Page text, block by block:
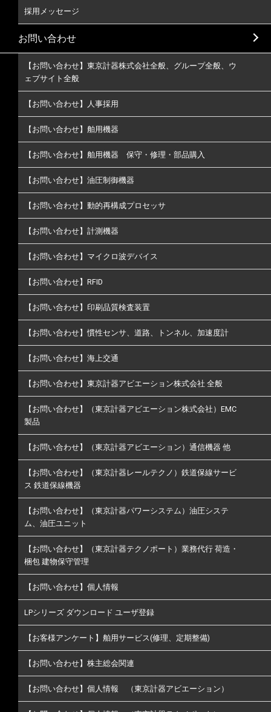
採用メッセージ
お問い合わせ
【お問い合わせ】東京計器株式会社全般、グループ全般、ウ
ェブサイト全般
【お問い合わせ】人事採用
【お問い合わせ】舶用機器
【お問い合わせ】舶用機器 保守・修理・部品購入
【お問い合わせ】油圧制御機器
【お問い合わせ】動的再構成プロセッサ
【お問い合わせ】計測機器
【お問い合わせ】マイクロ波デバイス
【お問い合わせ】RFID
【お問い合わせ】印刷品質検査装置
【お問い合わせ】慣性センサ、道路、トンネル、加速度計
【お問い合わせ】海上交通
【お問い合わせ】東京計器アビエーション株式会社 全般
【お問い合わせ】（東京計器アビエーション株式会社）EMC
製品
【お問い合わせ】（東京計器アビエーション）通信機器 他
【お問い合わせ】（東京計器レールテクノ）鉄道保線サービ
ス 鉄道保線機器
【お問い合わせ】（東京計器パワーシステム）油圧システ
ム、油圧ユニット
【お問い合わせ】（東京計器テクノポート）業務代行 荷造・
梱包 建物保守管理
【お問い合わせ】個人情報
LPシリーズ ダウンロード ユーザ登録
【お客様アンケート】舶用サービス(修理、定期整備)
【お問い合わせ】株主総会関連
【お問い合わせ】個人情報 （東京計器アビエーション）